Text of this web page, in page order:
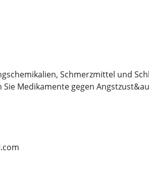
Schmerzmittel und
Medikamente gegen